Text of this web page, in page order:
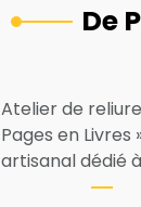
De
Atelier de
Pages en Livres
artisanal dédié